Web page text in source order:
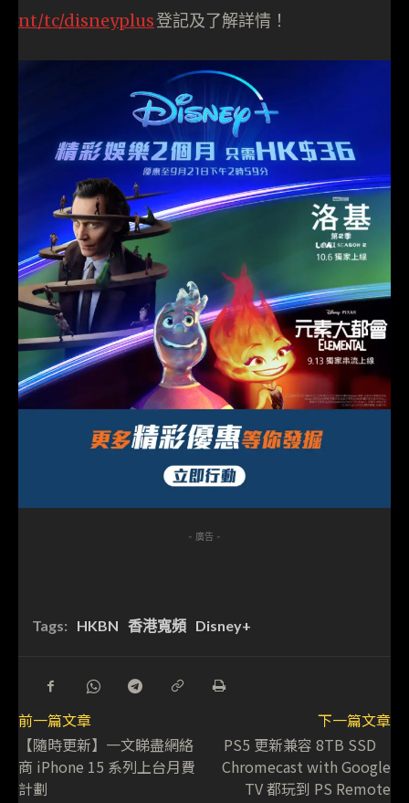
nt/tc/disneyplus登記及了解詳情！
- 廣告 -
Tags: HKBN 香港寬頻 Disney+
前一篇文章
【隨時更新】一文睇盡網絡
商 iPhone 15 系列上台月費
計劃
下一篇文章
PS5 更新兼容 8TB SSD
Chromecast with Google
TV 都玩到 PS Remote